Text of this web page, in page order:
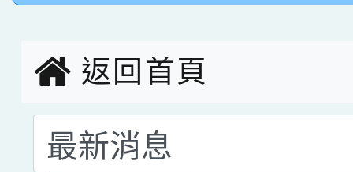
返回首頁
選擇後頁面內容會更